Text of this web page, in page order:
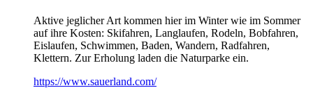
Aktive jeglicher Art kommen hier im Winter wie im Sommer
auf ihre Kosten: Skifahren, Langlaufen, Rodeln, Bobfahren,
Eislaufen, Schwimmen, Baden, Wandern, Radfahren,
Klettern. Zur Erholung laden die Naturparke ein.
https://www.sauerland.com/